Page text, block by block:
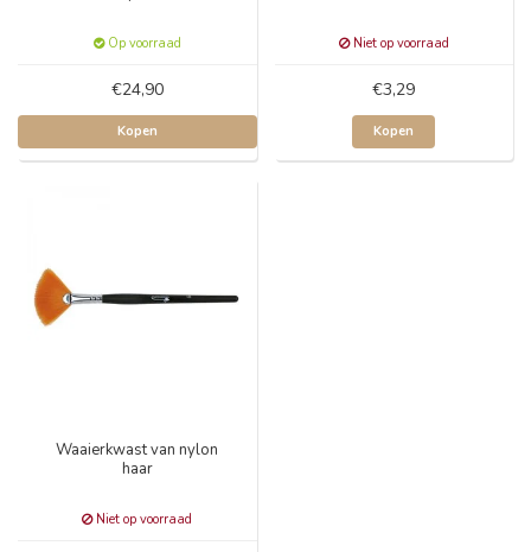
Op voorraad
€24,90
Kopen
Niet op voorraad
€3,29
Kopen
Waaierkwast van nylon
haar
Niet op voorraad